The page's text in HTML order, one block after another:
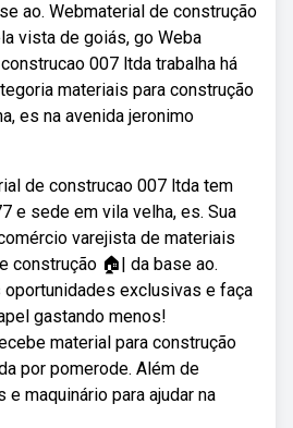
ao. Webmaterial de construção
vista de goiás, go Weba
007 ltda trabalha há
materiais para construção
es na avenida jeronimo
de construcao 007 ltda tem
e sede em vila velha, es. Sua
varejista de materiais
construção 🏠| da base ao.
exclusivas e faça
gastando menos!
material para construção
por pomerode. Além de
maquinário para ajudar na